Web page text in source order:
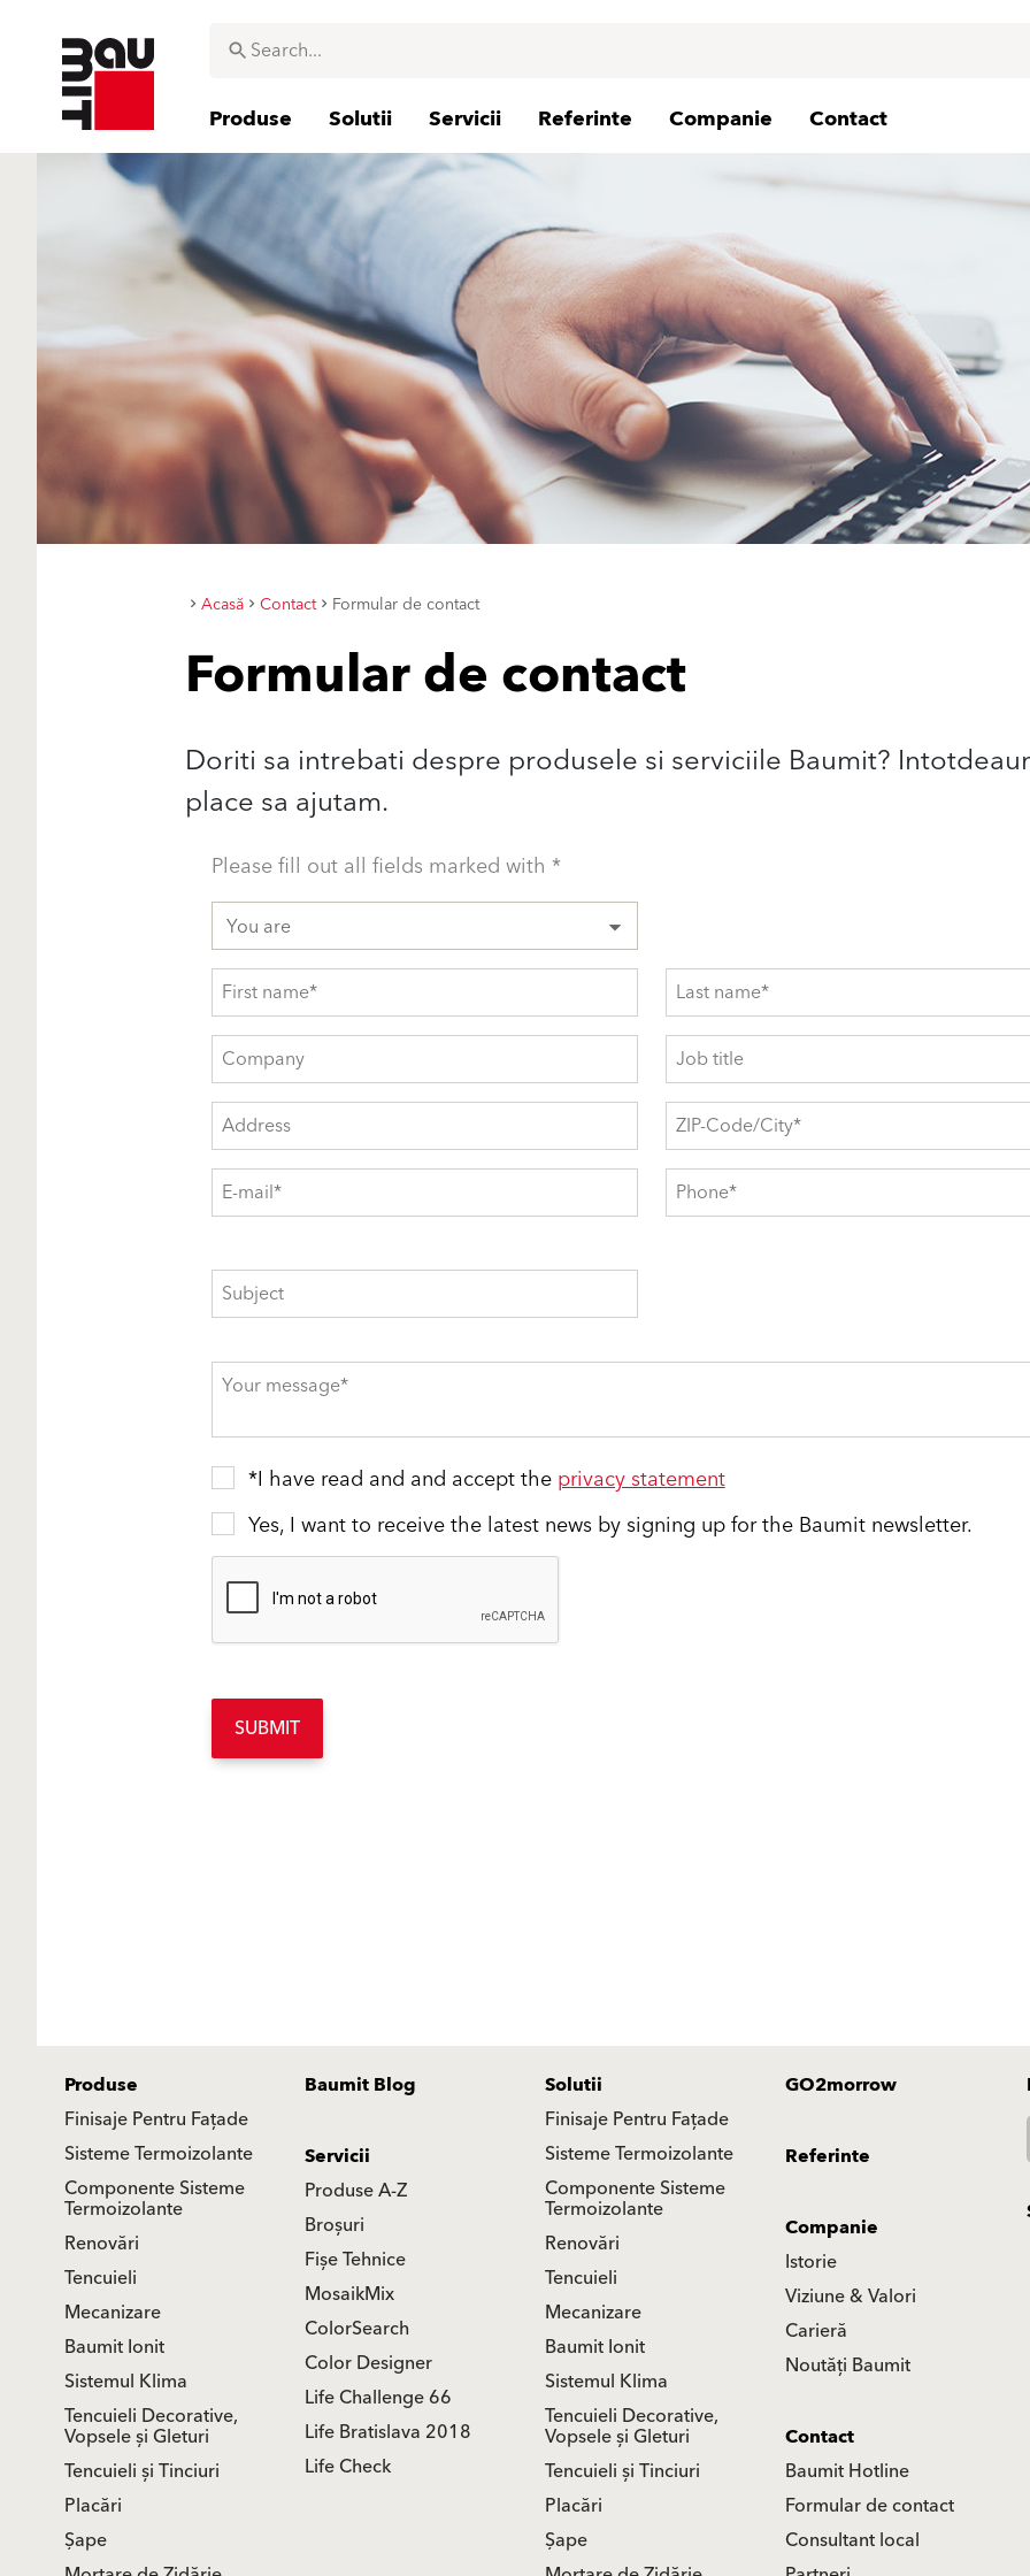
Produse Solutii Servicii Referinte Companie Contact
Acasă Contact Formular de contact
Formular de contact
Doriti sa intrebati despre produsele si serviciile Baumit?
place sa ajutam.
Please fill out all fields marked with *
You are
*I have read and and accept theprivacy statement
Yes, I want to receive the latest news by signing up for the Baumit newsletter.
SUBMIT
Produse
Finisaje Pentru Fațade
Sisteme Termoizolante
Componente Sisteme
Termoizolante
Renovări
Tencuieli
Mecanizare
Baumit Ionit
Sistemul Klima
Tencuieli Decorative,
Vopsele și Gleturi
Tencuieli și Tinciuri
Placări
Șape
Baumit Blog
Solutii
Finisaje Pentru Fațade
Sisteme Termoizolante
Componente Sisteme
Termoizolante
Renovări
Tencuieli
Mecanizare
Baumit Ionit
Sistemul Klima
Tencuieli Decorative,
Vopsele și Gleturi
Tencuieli și Tinciuri
Placări
Șape
GO2morrow
Servicii
Produse A-Z
Broșuri
Fișe Tehnice
MosaikMix
ColorSearch
Color Designer
Life Challenge 66
Life Bratislava 2018
Life Check
Referinte
Companie
Istorie
Viziune & Valori
Carieră
Noutăți Baumit
Contact
Baumit Hotline
Formular de contact
Consultant local